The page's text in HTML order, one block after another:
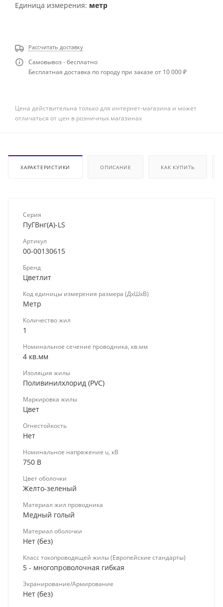
Единица измерения: метр
Рассчитать доставку
Самовывоз - бесплатно
Бесплатная доставка по городу при заказе от 10 000 ₽
Цена действительна только для интернет-магазина и может
отличаться от цен в розничных магазинах
ХАРАКТЕРИСТИКИ ОПИСАНИЕ КАК КУПИТЬ
Серия
ПуГВнг(А)-LS
Артикул
00-00130615
Бренд
Цветлит
Код единицы измерения размера (ДхШхВ)
Метр
Количество жил
1
Номинальное сечение проводника, кв.мм
4 кв.мм
Изоляция жилы
Поливинилхлорид (PVC)
Маркировка жилы
Цвет
Огнестойкость
Нет
Номинальное напряжение u, кВ
750 В
Цвет оболочки
Желто-зеленый
Материал жил проводника
Медный голый
Материал оболочки
Нет (без)
Класс токопроводящей жилы (Европейские стандарты)
5 - многопроволочная гибкая
Экранирование/Армирование
Нет (без)